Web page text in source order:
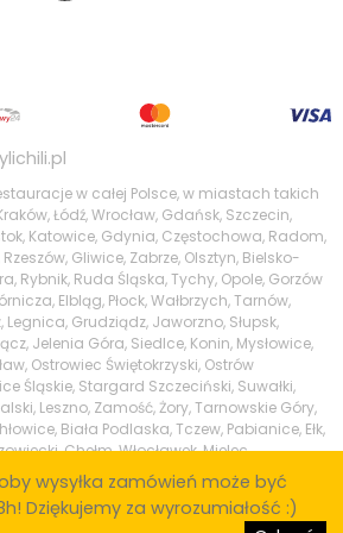
w całej Polsce, w miastach takich
Łódź, Wrocław, Gdańsk, Szczecin,
Katowice, Gdynia, Częstochowa, Radom,
Gliwice, Zabrze, Olsztyn, Bielsko-
Rybnik, Ruda Śląska, Tychy, Opole, Gorzów
Elbląg, Płock, Wałbrzych, Tarnów,
Legnica, Grudziądz, Jaworzno, Słupsk,
Jelenia Góra, Siedlce, Konin, Mysłowice,
Ostrowiec Świętokrzyski, Ostrów
Śląskie, Stargard Szczeciński, Suwałki,
Leszno, Zamość, Żory, Tarnowskie Góry,
Biała Podlaska, Tczew, Pabianice, Ełk,
Chełm, Włocławek, Mielec,
Koźle, Piaseczno, Zgierz, Wodzisław
Legionowo, Nowy Targ, Puławy,
Ozorków, Sopot, Wejherowo, Bolesławiec,
wysyłka zamówień może być
Dziękujemy za wyrozumiałość :)